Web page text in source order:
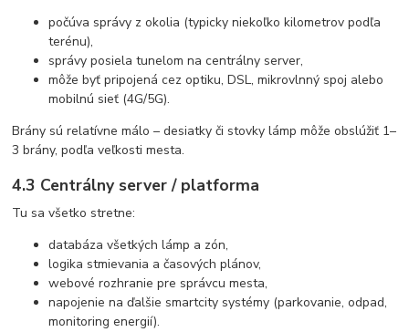
počúva správy z okolia (typicky niekoľko kilometrov podľa
terénu),
správy posiela tunelom na centrálny server,
môže byť pripojená cez optiku, DSL, mikrovlnný spoj alebo
mobilnú sieť (4G/5G).
Brány sú relatívne málo – desiatky či stovky lámp môže obslúžiť 1–
3 brány, podľa veľkosti mesta.
4.3 Centrálny server / platforma
Tu sa všetko stretne:
databáza všetkých lámp a zón,
logika stmievania a časových plánov,
webové rozhranie pre správcu mesta,
napojenie na ďalšie smartcity systémy (parkovanie, odpad,
monitoring energií).